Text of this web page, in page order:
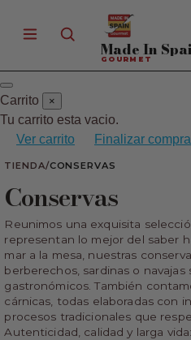
Made In
GOURMET
Carrito ×
Tu carrito esta vacio.
Ver carrito
Finalizar compra
TIENDA/CONSERVAS
Conservas
Reunimos una exquisita
representan lo mejor del saber
mar a la mesa, nuestras
berberechos, sardinas o
gastronómicos. También
cárnicas, todas elaboradas con
procesos tradicionales que
Autenticidad, calidad y larga